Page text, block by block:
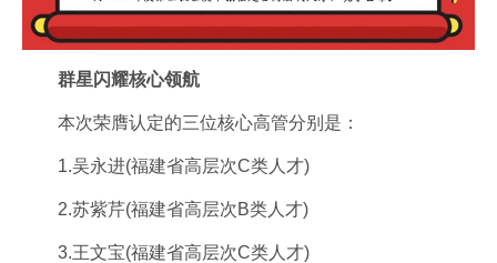
群星闪耀核心领航
本次荣膺认定的三位核心高管分别是：
1.吴永进(福建省高层次C类人才)
2.苏紫芹(福建省高层次B类人才)
3.王文宝(福建省高层次C类人才)